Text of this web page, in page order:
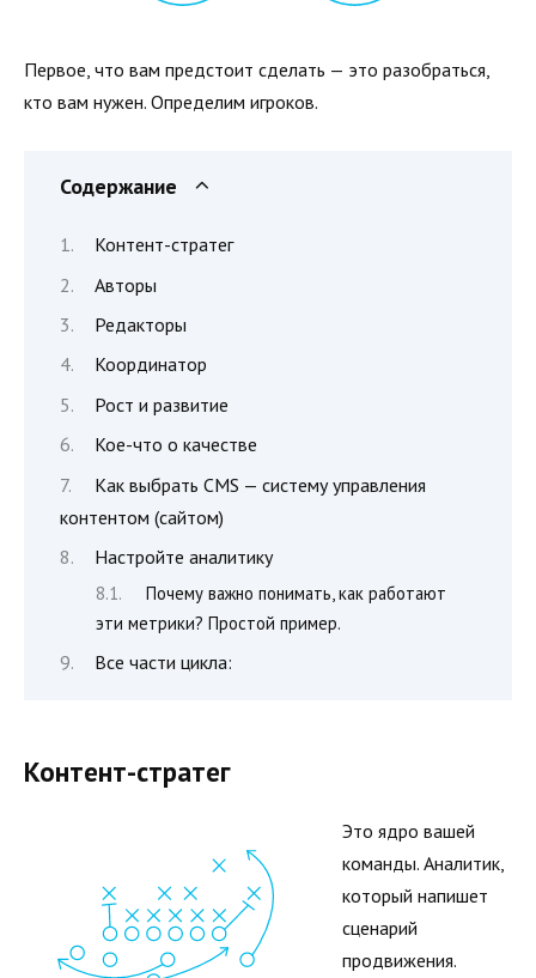
Первое, что вам предстоит сделать — это разобраться,
кто вам нужен. Определим игроков.
Содержание
Контент-стратег
Авторы
Редакторы
Координатор
Рост и развитие
Кое-что о качестве
Как выбрать CMS — систему управления
контентом (сайтом)
Настройте аналитику
Почему важно понимать, как работают
эти метрики? Простой пример.
Все части цикла:
Контент-стратег
Это ядро вашей
команды. Аналитик,
который напишет
сценарий
продвижения.